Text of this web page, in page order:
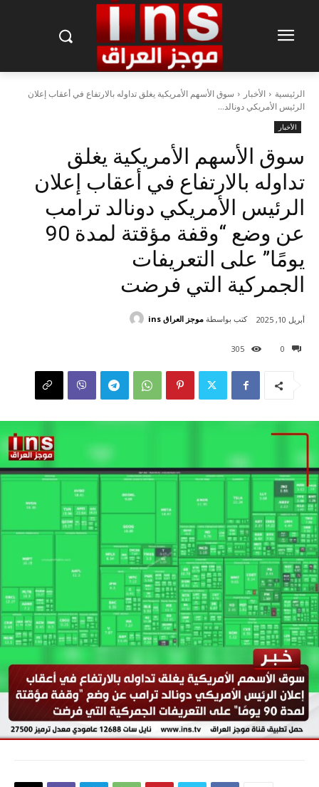
الرئيسية الأخبار
سوق الأسهم الأمريكية يغلق تداوله بالارتفاع في أعقاب إعلان
الرئيس الأمريكي دونالد...
الأخبار
سوق الأسهم الأمريكية يغلق
تداوله بالارتفاع في أعقاب إعلان
الرئيس الأمريكي دونالد ترامب
عن وضع “وقفة مؤقتة لمدة 90
يومًا” على التعريفات
الجمركية التي فرضت
0
305
أبريل 10, 2025 كتب بواسطة موجز العراق ins